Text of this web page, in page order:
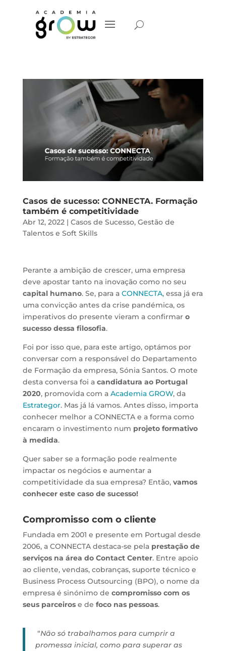
Casos de sucesso: CONNECTA. Formação
também é competitividade
Abr 12, 2022 | Casos de Sucesso, Gestão de
Talentos e Soft Skills
Perante a ambição de crescer, uma empresa
deve apostar tanto na inovação como no seu
capital humano. Se, para a CONNECTA, essa já era
uma convicção antes da crise pandémica, os
imperativos do presente vieram a confirmar o
sucesso dessa filosofia.
Foi por isso que, para este artigo, optámos por
conversar com a responsável do Departamento
de Formação da empresa, Sónia Santos. O mote
desta conversa foi a candidatura ao Portugal
2020, promovida com a Academia GROW, da
Estrategor. Mas já lá vamos. Antes disso, importa
conhecer melhor a CONNECTA e a forma como
encaram o investimento num projeto formativo
à medida.
Quer saber se a formação pode realmente
impactar os negócios e aumentar a
competitividade da sua empresa? Então, vamos
conhecer este caso de sucesso!
Compromisso com o cliente
Fundada em 2001 e presente em Portugal desde
2006, a CONNECTA destaca-se pela prestação de
serviços na área do Contact Center. Entre apoio
ao cliente, vendas, cobranças, suporte técnico e
Business Process Outsourcing (BPO), o nome da
empresa é sinónimo de compromisso com os
seus parceiros e de foco nas pessoas.
“Não só trabalhamos para cumprir a
promessa inicial, como para superar as